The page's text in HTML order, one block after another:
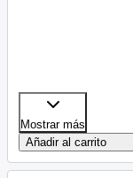
Mostrar más
Añadir al carrito